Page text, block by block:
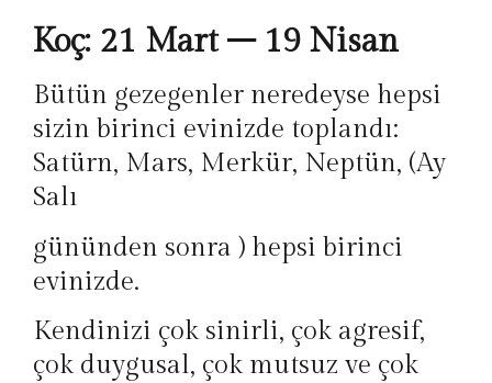
Koç: 21 Mart – 19 Nisan
Bütün gezegenler neredeyse hepsi
sizin birinci evinizde toplandı:
Satürn, Mars, Merkür, Neptün, (Ay
Salı
gününden sonra ) hepsi birinci
evinizde.
Kendinizi çok sinirli, çok agresif,
çok duygusal, çok mutsuz ve çok